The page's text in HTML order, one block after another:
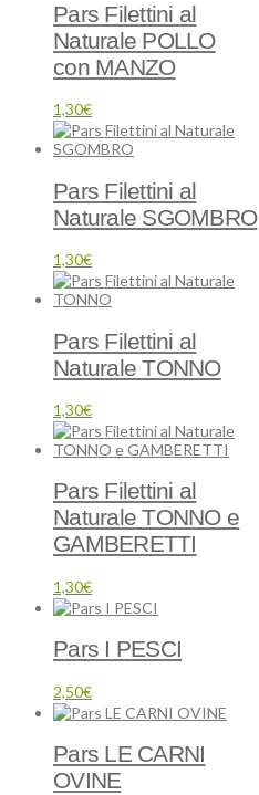
Pars Filettini al
Naturale POLLO
con MANZO
1,30€
Pars Filettini al
Naturale SGOMBRO
1,30€
Pars Filettini al
Naturale TONNO
1,30€
Pars Filettini al
Naturale TONNO e
GAMBERETTI
1,30€
Pars I PESCI
2,50€
Pars LE CARNI
OVINE